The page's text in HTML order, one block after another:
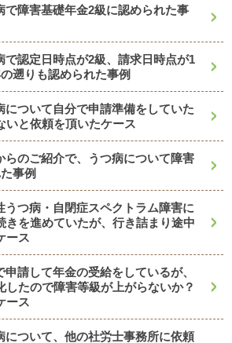
で障害基礎年金2級に認められた事
で認定日時点が2級、請求日時点が1
遡りも認められた事例
について自分で申請準備をしていた
いと依頼を頂いたケース
らのご紹介で、うつ病について障害
事例
うつ病・自閉症スペクトラム障害に
きを進めていたが、行き詰まり途中
ース
申請して年金の受給をしているが、
したので障害等級が上がらないか？
ース
について、他の社労士事務所に依頼